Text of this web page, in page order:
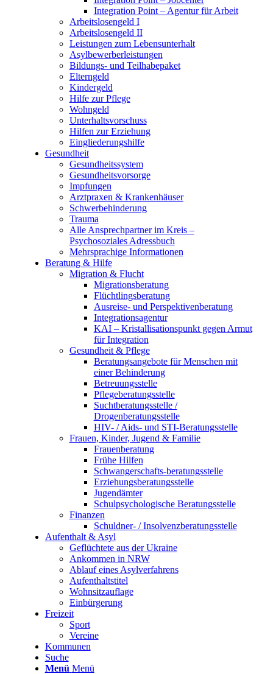
Integration Point – Agentur für Arbeit
Arbeitslosengeld I
Arbeitslosengeld II
Leistungen zum Lebensunterhalt
Asylbewerberleistungen
Bildungs- und Teilhabepaket
Elterngeld
Kindergeld
Hilfe zur Pflege
Wohngeld
Unterhaltsvorschuss
Hilfen zur Erziehung
Eingliederungshilfe
Gesundheit
Gesundheitssystem
Gesundheitsvorsorge
Impfungen
Arztpraxen & Krankenhäuser
Schwerbehinderung
Trauma
Alle Ansprechpartner im Kreis –
Psychosoziales Adressbuch
Mehrsprachige Informationen
Beratung & Hilfe
Migration & Flucht
Migrationsberatung
Flüchtlingsberatung
Ausreise- und Perspektivenberatung
Integrationsagentur
KAI – Kristallisationspunkt gegen Armut
für Integration
Gesundheit & Pflege
Beratungsangebote für Menschen mit
einer Behinderung
Betreuungsstelle
Pflegeberatungsstelle
Suchtberatungsstelle /
Drogenberatungsstelle
HIV- / Aids- und STI-Beratungsstelle
Frauen, Kinder, Jugend & Familie
Frauenberatung
Frühe Hilfen
Schwangerschafts-beratungsstelle
Erziehungsberatungsstelle
Jugendämter
Schulpsychologische Beratungsstelle
Finanzen
Schuldner- / Insolvenzberatungsstelle
Aufenthalt & Asyl
Geflüchtete aus der Ukraine
Ankommen in NRW
Ablauf eines Asylverfahrens
Aufenthaltstitel
Wohnsitzauflage
Einbürgerung
Freizeit
Sport
Vereine
Kommunen
Suche
Menü Menü